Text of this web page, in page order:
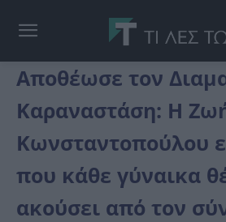
Αποθέωσε τον
Καραναστάση: Η
Κωνσταντοπούλου
που κάθε γύναικα
ακούσει από τον